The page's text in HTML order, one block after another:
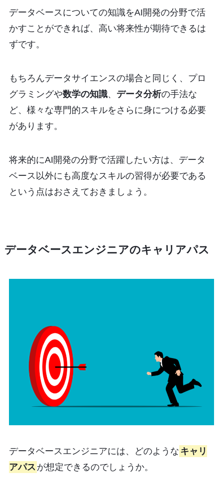
データベースについての知識をAI開発の分野で活
かすことができれば、高い将来性が期待できるは
ずです。
もちろんデータサイエンスの場合と同じく、プロ
グラミングや数学の知識、 データ分析の手法な
ど、様々な専門的スキルをさらに身につける必要
があります。
将来的にAI開発の分野で活躍したい方は、データ
ベース以外にも高度なスキルの習得が必要である
という点はおさえておきましょう。
データベースエンジニアのキャリアパス
データベースエンジニアには、どのような キャリ
アパス が想定できるのでしょうか。